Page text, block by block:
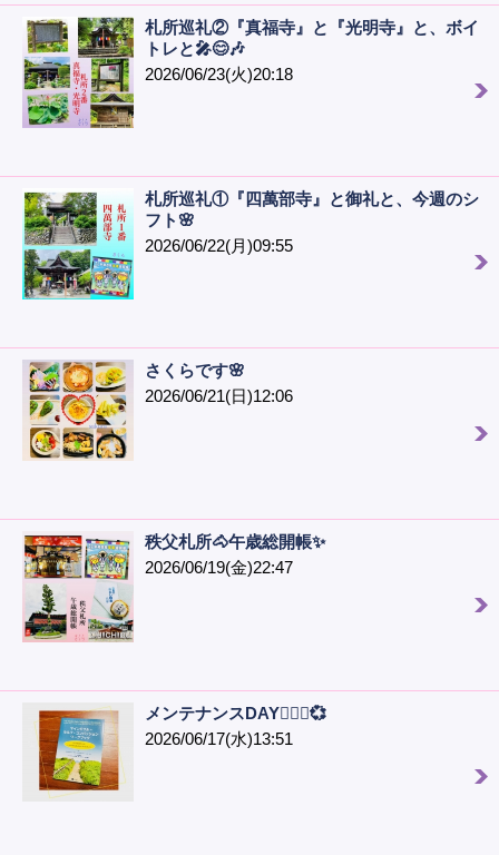
札所巡礼②『真福寺』と『光明寺』と、ボイ
トレと🎤😊🎶
2026/06/23(火)20:18
札所巡礼①『四萬部寺』と御礼と、今週のシ
フト🌸
2026/06/22(月)09:55
さくらです🌸
2026/06/21(日)12:06
秩父札所🐴午歳総開帳✨
2026/06/19(金)22:47
メンテナンスDAY🙋🏻‍♀️💞
2026/06/17(水)13:51